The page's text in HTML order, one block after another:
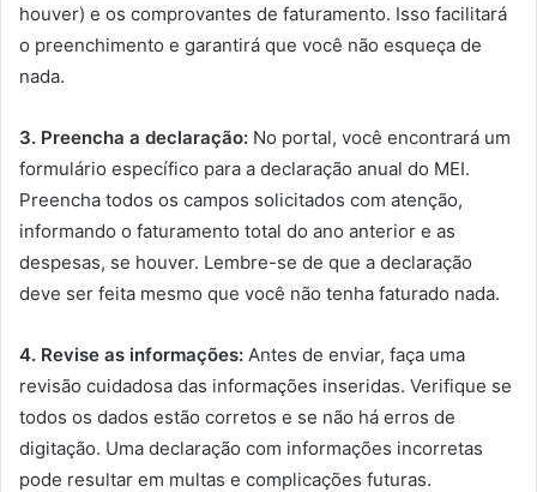
houver) e os comprovantes de faturamento. Isso facilitará
o preenchimento e garantirá que você não esqueça de
nada.
3. Preencha a declaração: No portal, você encontrará um
formulário específico para a declaração anual do MEI.
Preencha todos os campos solicitados com atenção,
informando o faturamento total do ano anterior e as
despesas, se houver. Lembre-se de que a declaração
deve ser feita mesmo que você não tenha faturado nada.
4. Revise as informações: Antes de enviar, faça uma
revisão cuidadosa das informações inseridas. Verifique se
todos os dados estão corretos e se não há erros de
digitação. Uma declaração com informações incorretas
pode resultar em multas e complicações futuras.